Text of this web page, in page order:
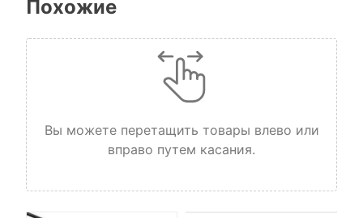
Похожие
Вы можете перетащить товары влево или
вправо путем касания.